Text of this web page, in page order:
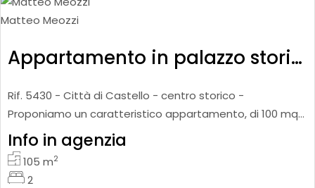
Matteo Meozzi
Appartamento in palazzo storico
Rif. 5430 - Città di Castello - centro storico -
Proponiamo un caratteristico appartamento, di 100 mq
ca., posto al piano secondo di un palazzo storico. La
disposizione int
Info in agenzia
105m2
2